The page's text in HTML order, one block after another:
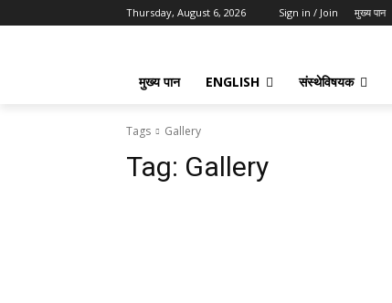
Thursday, August 6, 2026 Sign in / Join मुख्य पान
मुख्य पान ENGLISH संस्थेविषयक
Tags Gallery
Tag: Gallery